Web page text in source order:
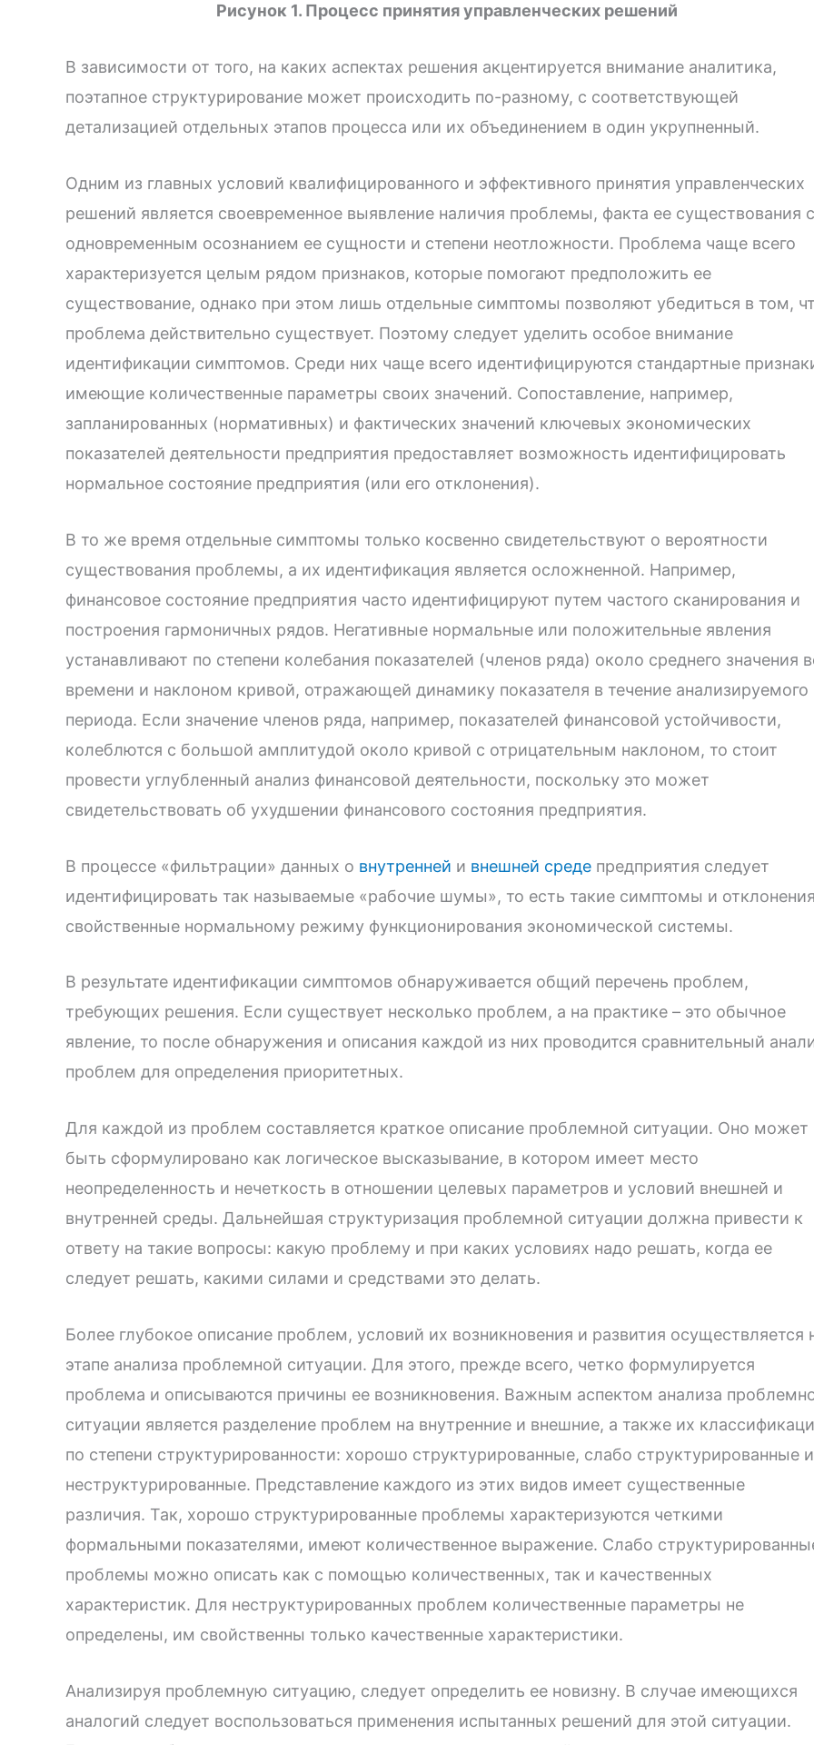
Рисунок 1. Процесс принятия управленческих решений
В зависимости от того, на каких аспектах решения акцентируется внимание аналитика,
поэтапное структурирование может происходить по-разному, с соответствующей
детализацией отдельных этапов процесса или их объединением в один укрупненный.
Одним из главных условий квалифицированного и эффективного принятия управленческих
решений является своевременное выявление наличия проблемы, факта ее существования с
одновременным осознанием ее сущности и степени неотложности. Проблема чаще всего
характеризуется целым рядом признаков, которые помогают предположить ее
существование, однако при этом лишь отдельные симптомы позволяют убедиться в том,
проблема действительно существует. Поэтому следует уделить особое внимание
идентификации симптомов. Среди них чаще всего идентифицируются стандартные
имеющие количественные параметры своих значений. Сопоставление, например,
запланированных (нормативных) и фактических значений ключевых экономических
показателей деятельности предприятия предоставляет возможность идентифицировать
нормальное состояние предприятия (или его отклонения).
В то же время отдельные симптомы только косвенно свидетельствуют о вероятности
существования проблемы, а их идентификация является осложненной. Например,
финансовое состояние предприятия часто идентифицируют путем частого сканирования и
построения гармоничных рядов. Негативные нормальные или положительные явления
устанавливают по степени колебания показателей (членов ряда) около среднего значения
времени и наклоном кривой, отражающей динамику показателя в течение анализируемого
периода. Если значение членов ряда, например, показателей финансовой устойчивости,
колеблются с большой амплитудой около кривой с отрицательным наклоном, то стоит
провести углубленный анализ финансовой деятельности, поскольку это может
свидетельствовать об ухудшении финансового состояния предприятия.
В процессе «фильтрации» данных о внутренней и внешней среде предприятия следует
идентифицировать так называемые «рабочие шумы», то есть такие симптомы и
свойственные нормальному режиму функционирования экономической системы.
В результате идентификации симптомов обнаруживается общий перечень проблем,
требующих решения. Если существует несколько проблем, а на практике – это обычное
явление, то после обнаружения и описания каждой из них проводится сравнительный
проблем для определения приоритетных.
Для каждой из проблем составляется краткое описание проблемной ситуации. Оно может
быть сформулировано как логическое высказывание, в котором имеет место
неопределенность и нечеткость в отношении целевых параметров и условий внешней и
внутренней среды. Дальнейшая структуризация проблемной ситуации должна привести к
ответу на такие вопросы: какую проблему и при каких условиях надо решать, когда ее
следует решать, какими силами и средствами это делать.
Более глубокое описание проблем, условий их возникновения и развития осуществляется
этапе анализа проблемной ситуации. Для этого, прежде всего, четко формулируется
проблема и описываются причины ее возникновения. Важным аспектом анализа
ситуации является разделение проблем на внутренние и внешние, а также их
по степени структурированности: хорошо структурированные, слабо структурированные и
неструктурированные. Представление каждого из этих видов имеет существенные
различия. Так, хорошо структурированные проблемы характеризуются четкими
формальными показателями, имеют количественное выражение. Слабо
проблемы можно описать как с помощью количественных, так и качественных
характеристик. Для неструктурированных проблем количественные параметры не
определены, им свойственны только качественные характеристики.
Анализируя проблемную ситуацию, следует определить ее новизну. В случае имеющихся
аналогий следует воспользоваться применения испытанных решений для этой ситуации.